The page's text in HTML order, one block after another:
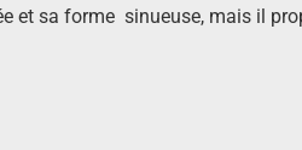
et sa forme sinueuse, mais il